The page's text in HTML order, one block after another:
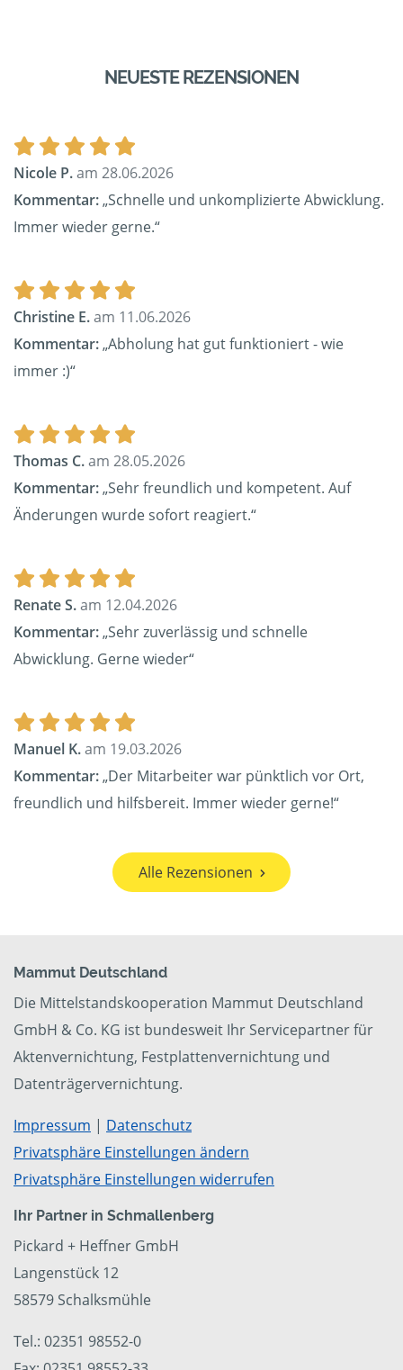
NEUESTE REZENSIONEN
Nicole P.am 28.06.2026
Kommentar:„Schnelle und unkomplizierte Abwicklung.
Immer wieder gerne.“
Christine E.am 11.06.2026
Kommentar:„Abholung hat gut funktioniert - wie
immer :)“
Thomas C.am 28.05.2026
Kommentar:„Sehr freundlich und kompetent. Auf
Änderungen wurde sofort reagiert.“
Renate S.am 12.04.2026
Kommentar:„Sehr zuverlässig und schnelle
Abwicklung. Gerne wieder“
Manuel K.am 19.03.2026
Kommentar:„Der Mitarbeiter war pünktlich vor Ort,
freundlich und hilfsbereit. Immer wieder gerne!“
Alle Rezensionen
Mammut Deutschland
Die Mittelstandskooperation Mammut Deutschland
GmbH & Co. KG ist bundesweit Ihr Servicepartner für
Aktenvernichtung, Festplattenvernichtung und
Datenträgervernichtung.
Impressum | Datenschutz
Privatsphäre Einstellungen ändern
Privatsphäre Einstellungen widerrufen
Ihr Partner in Schmallenberg
Pickard + Heffner GmbH
Langenstück 12
58579 Schalksmühle
Tel.: 02351 98552-0